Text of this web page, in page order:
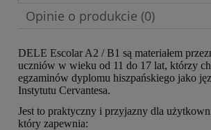
Opinie o produkcie (0)
DELE Escolar A2 / B1 są materiałem
uczniów w wieku od 11 do 17 lat, którzy
egzaminów dyplomu hiszpańskiego jako
Instytutu Cervantesa.
Jest to praktyczny i przyjazny dla
który zapewnia: